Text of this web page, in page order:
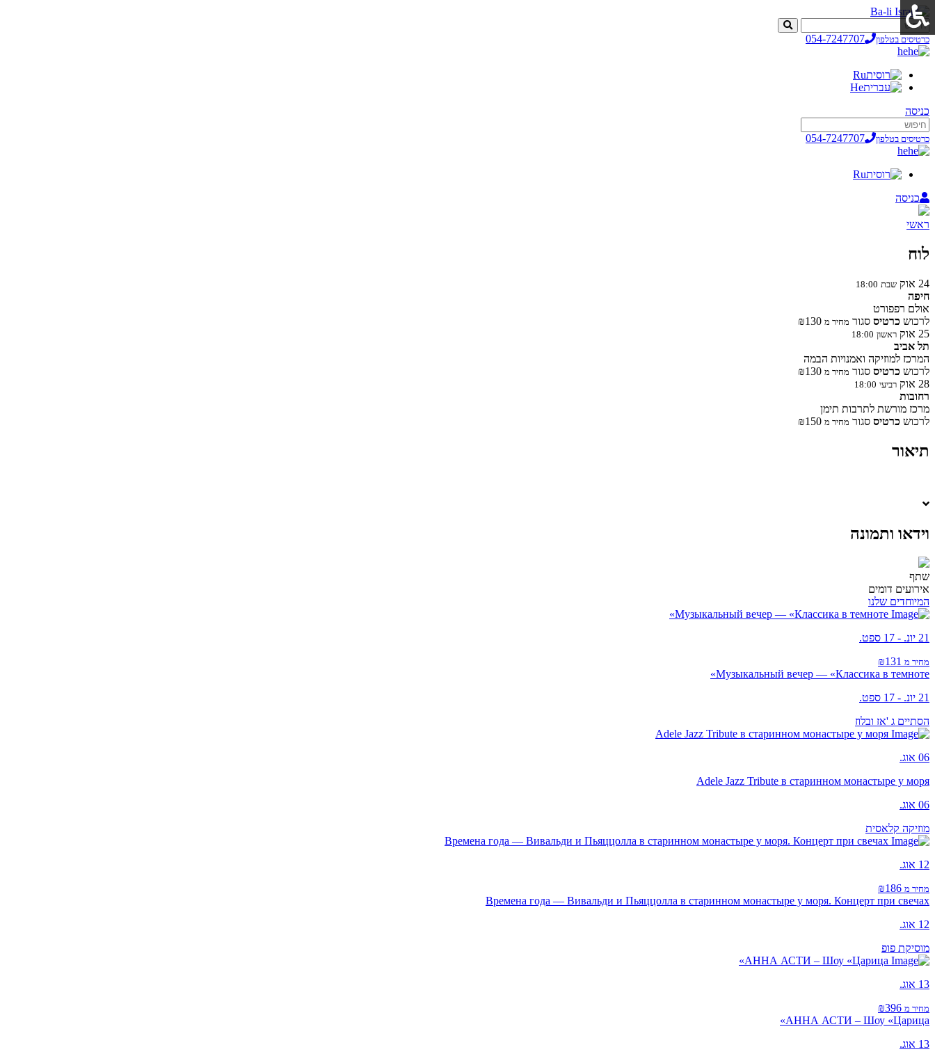
כרטיסים בטלפון
054-7247707
he
Ru
He
כניסה
כרטיסים בטלפון
054-7247707
he
Ru
כניסה
ראשי
לוח
24 אוק שבת 18:00
חיפה
אולם רפפורט
לרכוש כרטיס סגור מחיר מ
25 אוק ראשון 18:00
תל אביב‬‎
המרכז למוזיקה ואמנויות הבמה
לרכוש כרטיס סגור מחיר מ
28 אוק רביעי 18:00
רחובות
מרכז מורשת לתרבות תימן
לרכוש כרטיס סגור מחיר מ
תיאור
וידאו ותמונה
שתף
אירועים דומים
המיוחדים שלנו
Музыкальный вечер — «Классика в темноте»
21 יונ. - 17 ספט.
מחיר מ
Музыкальный вечер — «Классика в темноте»
21 יונ. - 17 ספט.
הסתיים ג 'אז ובלוז
Adele Jazz Tribute в старинном монастыре у моря
06 אוג.
Adele Jazz Tribute в старинном монастыре у моря
06 אוג.
מוזיקה קלאסית
Времена года — Вивальди и Пьяццолла в старинном монастыре у моря. Концерт при свечах
12 אוג.
מחיר מ
Времена года — Вивальди и Пьяццолла в старинном монастыре у моря. Концерт при свечах
12 אוג.
מוסיקת פופ
АННА АСТИ – Шоу «Царица»
13 אוג.
מחיר מ
АННА АСТИ – Шоу «Царица»
13 אוג.